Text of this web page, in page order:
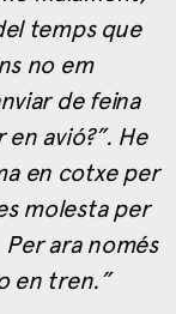
temps que
no em
de feina
avió?”. He
en cotxe per
molesta per
ara només
en tren.”